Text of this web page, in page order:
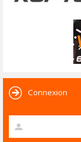
Connexion